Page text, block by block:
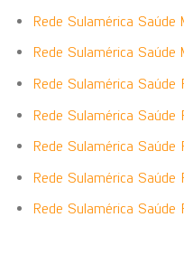
Rede Sulamérica Saúde
Rede Sulamérica Saúde
Rede Sulamérica Saúde
Rede Sulamérica Saúde
Rede Sulamérica Saúde
Rede Sulamérica Saúde
Rede Sulamérica Saúde